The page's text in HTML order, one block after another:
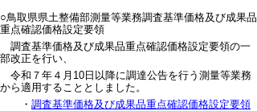
○鳥取県県土整備部測量等業務調査基準価格及び成果品
重点確認価格設定要領
調査基準価格及び成果品重点確認価格設定要領の一
部改正を行い、
令和７年４月10日以降に調達公告を行う測量等業務
から適用することとしました。
・ 調査基準価格及び成果品重点確認価格設定要領